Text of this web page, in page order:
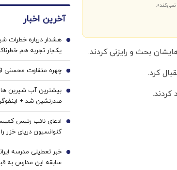
بحث و رایزنی کردند.
کرد.
کردند.
آخرین اخبار
هشدار درباره خطرات
یک‌بار تجربه هم
1
چهره متفاوت محسنی 2
صدرنشین شد +
3
ادعای نائب رئیس
کنوانسیون دریای خزر
ایران در دریای خزر
4
خبر تعطیلی مدرسه
سابقه این مدارس به
5